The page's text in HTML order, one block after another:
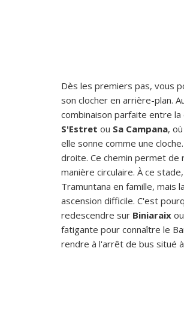
Dès les premiers pas, vous
son clocher en arrière-plan.
combinaison parfaite entre
S'Estret ou Sa Campana,
elle sonne comme une
droite. Ce chemin permet de
manière circulaire. À ce
Tramuntana en famille,
ascension difficile. C'est
redescendre sur Biniaraix
fatigante pour connaître le
rendre à l'arrêt de bus situé